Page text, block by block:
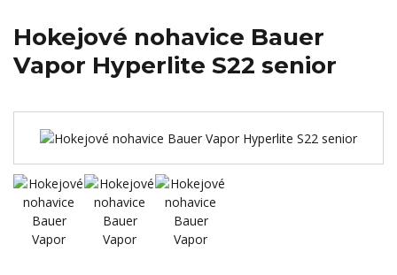
Hokejové nohavice Bauer
Vapor Hyperlite S22 senior